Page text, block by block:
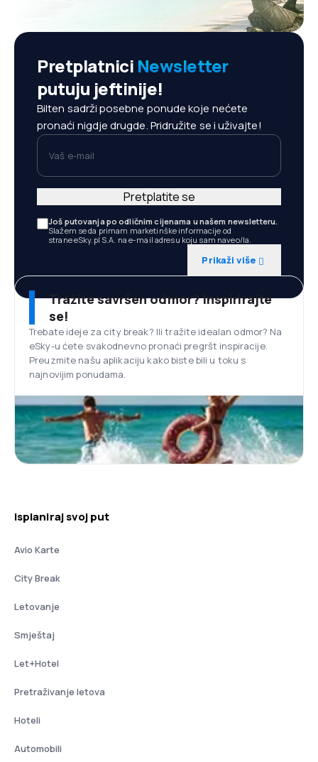
Pretplatnici Newsletter
putuju jeftinije!
Bilten sadrži posebne ponude koje nećete
pronaći nigdje drugde. Pridružite se i uživajte!
Vaš e-mail
Još putovanja po odličnim cijenama u našem newsletteru.
Slažem se da primam marketinške informacije od
strane eSky.pl S.A. na e-mail adresu koju sam naveo/la.
Prikaži više
Pretplatite se
Tražite savršen odmor? Inspirirajte
se!
Trebate ideje za city break? Ili tražite idealan odmor? Na
eSky-u ćete svakodnevno pronaći pregršt inspiracije.
Preuzmite našu aplikaciju kako biste bili u toku s
najnovijim ponudama.
Isplaniraj svoj put
Avio Karte
City Break
Letovanje
Smještaj
Let+Hotel
Pretraživanje letova
Hoteli
Automobili